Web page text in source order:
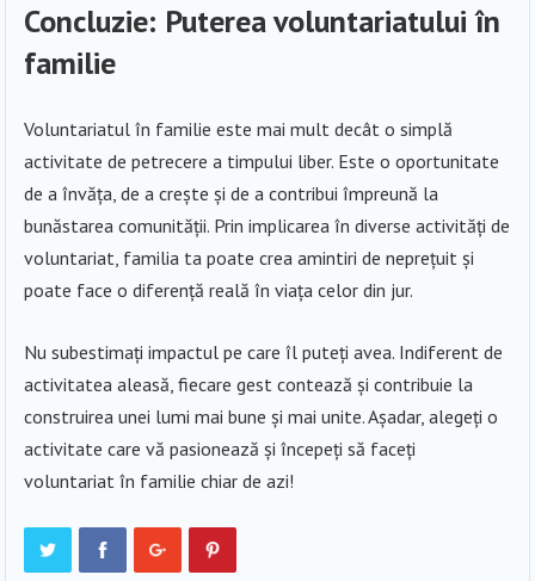
Concluzie: Puterea voluntariatului în
familie
Voluntariatul în familie este mai mult decât o simplă
activitate de petrecere a timpului liber. Este o oportunitate
de a învăța, de a crește și de a contribui împreună la
bunăstarea comunității. Prin implicarea în diverse activități de
voluntariat, familia ta poate crea amintiri de neprețuit și
poate face o diferență reală în viața celor din jur.
Nu subestimați impactul pe care îl puteți avea. Indiferent de
activitatea aleasă, fiecare gest contează și contribuie la
construirea unei lumi mai bune și mai unite. Așadar, alegeți o
activitate care vă pasionează și începeți să faceți
voluntariat în familie chiar de azi!